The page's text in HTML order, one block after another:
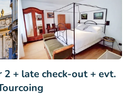
+ late check-out + evt.